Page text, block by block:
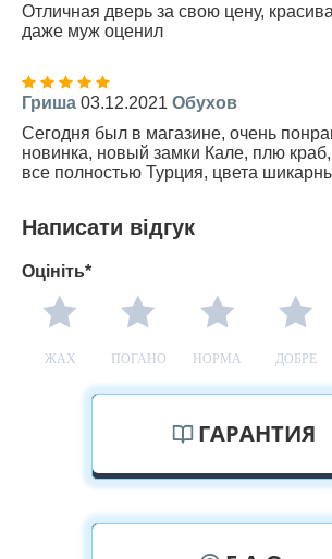
Отличная дверь за свою цену,
даже муж оценил
Гриша 03.12.2021 Обухов
Сегодня был в магазине, очень
новинка, новый замки Кале, плю
все полностью Турция, цвета
Написати відгук
Оцініть*
ЖАХ ПОГАНО НОРМА ДОБРЕ
ГАРАНТИЯ